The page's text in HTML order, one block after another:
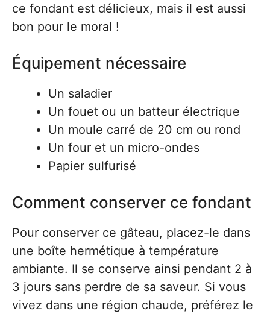
ce fondant est délicieux, mais il est aussi
bon pour le moral !
Équipement nécessaire
Un saladier
Un fouet ou un batteur électrique
Un moule carré de 20 cm ou rond
Un four et un micro-ondes
Papier sulfurisé
Comment conserver ce fondant
Pour conserver ce gâteau, placez-le dans
une boîte hermétique à température
ambiante. Il se conserve ainsi pendant 2 à
3 jours sans perdre de sa saveur. Si vous
vivez dans une région chaude, préférez le